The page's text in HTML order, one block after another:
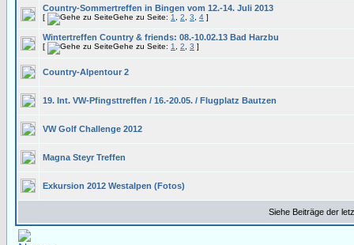
Country-Sommertreffen in Bingen vom 12.-14. Juli 2013
[ Gehe zu Seite: 1 2 3 4 ]
Wintertreffen Country & friends: 08.-10.02.13 Bad Harzbu
[ Gehe zu Seite: 1 2 3 ]
Country-Alpentour 2
19. Int. VW-Pfingsttreffen / 16.-20.05. / Flugplatz Bautzen
VW Golf Challenge 2012
Magna Steyr Treffen
Exkursion 2012 Westalpen (Fotos)
Siehe Beiträge der